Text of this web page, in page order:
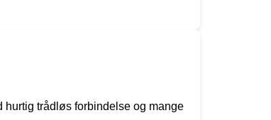
hurtig trådløs forbindelse og mange